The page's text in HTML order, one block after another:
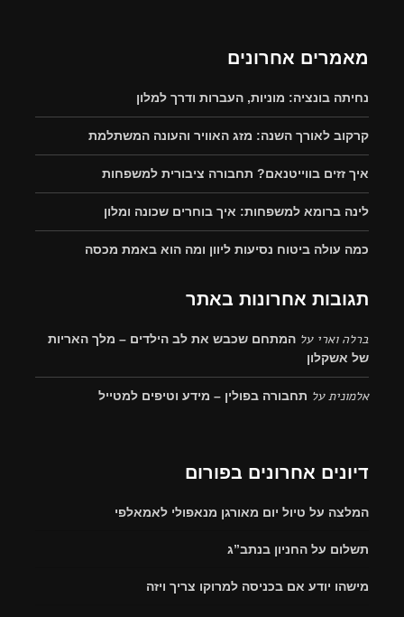
מאמרים אחרונים
נחיתה בונציה: מוניות, העברות ודרך למלון
קרקוב לאורך השנה: מזג האוויר והעונה המשתלמת
איך זזים בווייטנאם? תחבורה ציבורית למשפחות
לינה ברומא למשפחות: איך בוחרים שכונה ומלון
כמה עולה ביטוח נסיעות ליוון ומה הוא באמת מכסה
תגובות אחרונות באתר
ברלה וארי על המתחם שכבש את לב הילדים – מלך האריות
של אשקלון
אלמוניתעל תחבורה בפולין – מידע וטיפים למטייל
דיונים אחרונים בפורום
המלצה על טיול יום מאורגן מנאפולי לאמאלפי
תשלום על החניון בנתב”ג
מישהו יודע אם בכניסה למרוקו צריך ויזה